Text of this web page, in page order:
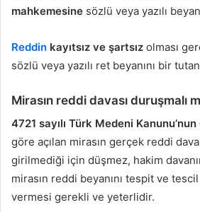
mahkemesine sözlü veya yazılı
Reddin kayıtsız ve şartsız olması
sözlü veya yazılı ret beyanını bir
Mirasın reddi davası duruşmalı
4721 sayılı Türk Medeni
göre açılan mirasın gerçek reddi
girilmediği için düşmez, hakim
mirasın reddi beyanını tespit ve
vermesi gerekli ve yeterlidir.